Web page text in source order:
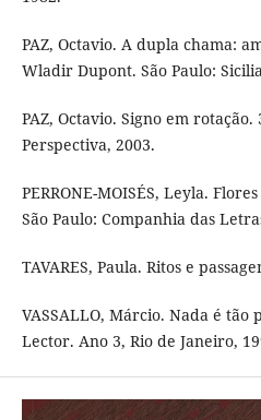
PAZ, Octavio. A dupla chama:
Wladir Dupont. São Paulo:
PAZ, Octavio. Signo em rotação.
Perspectiva, 2003.
PERRONE-MOISÉS, Leyla.
São Paulo: Companhia das
TAVARES, Paula. Ritos e
VASSALLO, Márcio. Nada é
Lector. Ano 3, Rio de Janeiro,